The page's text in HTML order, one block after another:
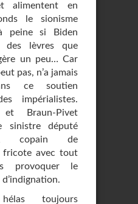
alimentent en
le sionisme
peine si Biden
lèvres que
un peu… Car
pas, n’a jamais
ce soutien
impérialistes.
Braun-Pivet
sinistre député
copain de
fricote avec tout
provoquer le
toujours